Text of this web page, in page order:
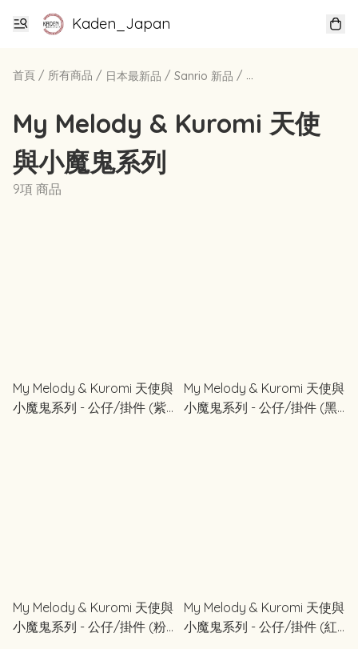
Kaden_Japan
首頁 / 所有商品 / 日本最新品 / Sanrio 新品 /
My Melody & Kuromi 天使
與小魔鬼系列
9項 商品
My Melody & Kuromi 天使與
小魔鬼系列 - 公仔/掛件 (紫
My Melody & Kuromi 天使與
小魔鬼系列 - 公仔/掛件 (黑
My Melody & Kuromi 天使與
小魔鬼系列 - 公仔/掛件 (粉
My Melody & Kuromi 天使與
小魔鬼系列 - 公仔/掛件 (紅